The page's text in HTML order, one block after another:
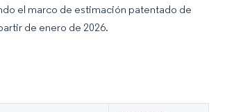
el marco de estimación patentado de
de enero de 2026.